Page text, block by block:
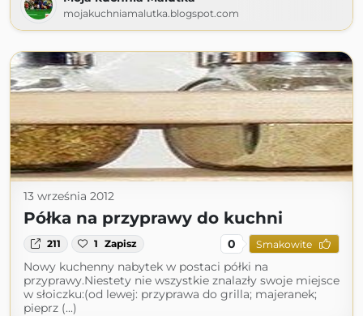
mojakuchniamalutka.blogspot.com
13 września 2012
Półka na przyprawy do kuchni
211 1 Zapisz 0 Smakowite
Nowy kuchenny nabytek w postaci półki na
przyprawy.Niestety nie wszystkie znalazły swoje miejsce
w słoiczku:(od lewej: przyprawa do grilla; majeranek;
pieprz (...)